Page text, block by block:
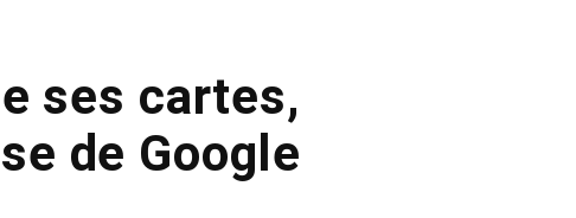
ses cartes,
de Google